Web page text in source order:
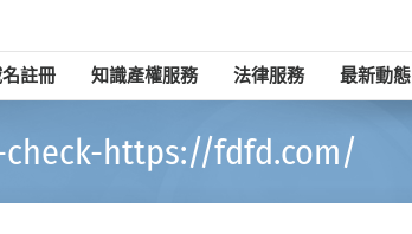
註冊 知識產權服務 法律服務 最新動態
https://fdfd.com/